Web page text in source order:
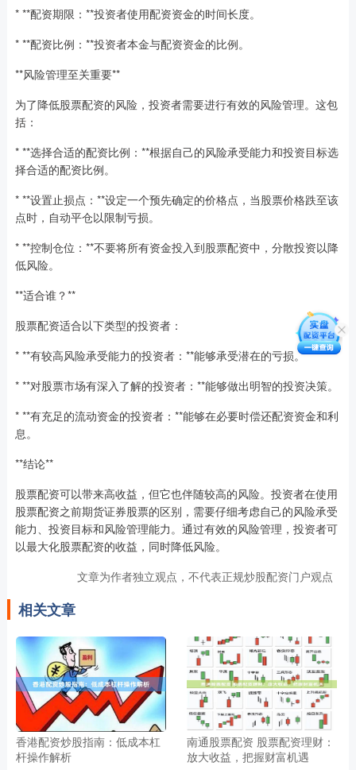
* **配资期限：**投资者使用配资资金的时间长度。
* **配资比例：**投资者本金与配资资金的比例。
**风险管理至关重要**
为了降低股票配资的风险，投资者需要进行有效的风险管理。这包
括：
* **选择合适的配资比例：**根据自己的风险承受能力和投资目标选
择合适的配资比例。
* **设置止损点：**设定一个预先确定的价格点，当股票价格跌至该
点时，自动平仓以限制亏损。
* **控制仓位：**不要将所有资金投入到股票配资中，分散投资以降
低风险。
**适合谁？**
股票配资适合以下类型的投资者：
* **有较高风险承受能力的投资者：**能够承受潜在的亏损。
* **对股票市场有深入了解的投资者：**能够做出明智的投资决策。
* **有充足的流动资金的投资者：**能够在必要时偿还配资资金和利
息。
**结论**
股票配资可以带来高收益，但它也伴随较高的风险。投资者在使用
股票配资之前期货证券股票的区别，需要仔细考虑自己的风险承受
能力、投资目标和风险管理能力。通过有效的风险管理，投资者可
以最大化股票配资的收益，同时降低风险。
文章为作者独立观点，不代表正规炒股配资门户观点
相关文章
香港配资炒股指南：低成本杠
杆操作解析
南通股票配资 股票配资理财：
放大收益，把握财富机遇